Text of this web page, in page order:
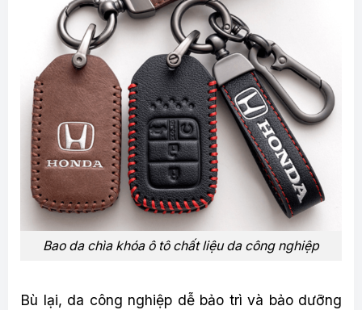
Bao da chìa khóa ô tô chất liệu da công nghiệp
Bù lại, da công nghiệp dễ bảo trì và bảo dưỡng